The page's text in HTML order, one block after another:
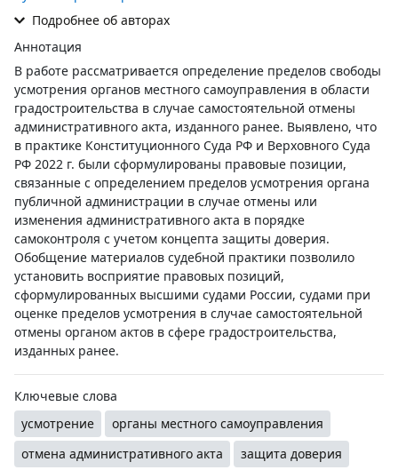
Подробнее об авторах
Аннотация
В работе рассматривается определение пределов свободы
усмотрения органов местного самоуправления в области
градостроительства в случае самостоятельной отмены
административного акта, изданного ранее. Выявлено, что
в практике Конституционного Суда РФ и Верховного Суда
РФ 2022 г. были сформулированы правовые позиции,
связанные с определением пределов усмотрения органа
публичной администрации в случае отмены или
изменения административного акта в порядке
самоконтроля с учетом концепта защиты доверия.
Обобщение материалов судебной практики позволило
установить восприятие правовых позиций,
сформулированных высшими судами России, судами при
оценке пределов усмотрения в случае самостоятельной
отмены органом актов в сфере градостроительства,
изданных ранее.
Ключевые слова
усмотрение
органы местного самоуправления
отмена административного акта
защита доверия